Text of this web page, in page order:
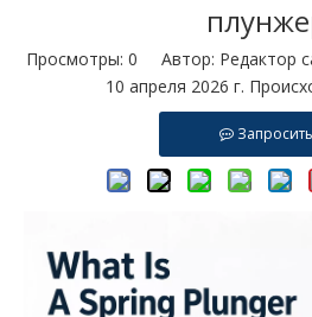
Просмотры: 0 Автор: Редактор
10 апреля 2026 г.
Запросить